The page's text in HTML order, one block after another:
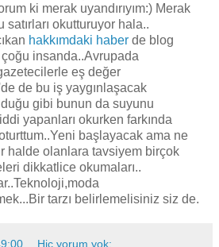
ki merak uyandırıyım:) Merak
okutturuyor hala..
hakkımdaki haber de blog
çoğu insanda..Avrupada
eş değer
de bu iş yaygınlaşacak
gibi bunun da suyunu
yapanları okurken farkında
başlayacak ama ne
halde olanlara tavsiyem birçok
dikkatlice okumaları..
tarzı belirlemelisiniz siz de.
Hiç yorum yok: